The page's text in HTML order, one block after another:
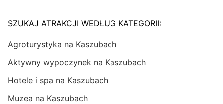
SZUKAJ ATRAKCJI WEDŁUG KATEGORII:
Agroturystyka na Kaszubach
Aktywny wypoczynek na Kaszubach
Hotele i spa na Kaszubach
Muzea na Kaszubach